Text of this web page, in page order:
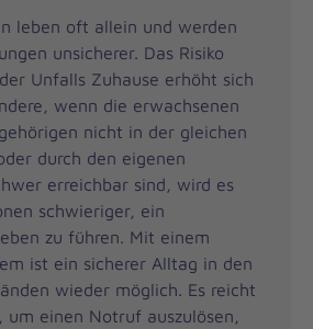
leben oft allein und werden
unsicherer. Das Risiko
Unfalls Zuhause erhöht sich
wenn die erwachsenen
nicht in der gleichen
durch den eigenen
erreichbar sind, wird es
schwieriger, ein
zu führen. Mit einem
ist ein sicherer Alltag in den
wieder möglich. Es reicht
um einen Notruf auszulösen,